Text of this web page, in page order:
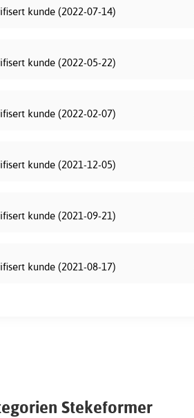
kunde (2022-07-14)
kunde (2022-05-22)
kunde (2022-02-07)
kunde (2021-12-05)
kunde (2021-09-21)
kunde (2021-08-17)
Stekeformer